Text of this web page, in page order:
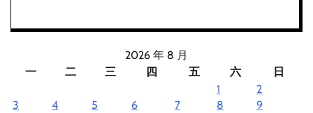
2026 年 8 月
一
二 三 四 五 六
日
1
2
3
4 5 6 7 8
9